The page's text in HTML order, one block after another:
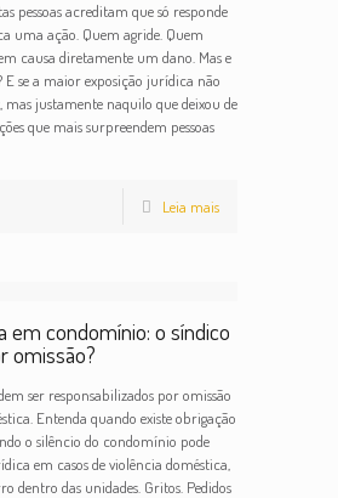
pessoas acreditam que só responde
uma ação. Quem agride. Quem
causa diretamente um dano. Mas e
se a maior exposição jurídica não
mas justamente naquilo que deixou de
que mais surpreendem pessoas
Leia mais
em condomínio: o síndico
omissão?
ser responsabilizados por omissão
Entenda quando existe obrigação
o silêncio do condomínio pode
em casos de violência doméstica,
dentro das unidades. Gritos. Pedidos